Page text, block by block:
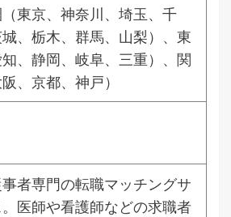
東京、神奈川、埼玉、千
、栃木、群馬、山梨）、東
、静岡、岐阜、三重）、関
、京都、神戸）
者専門の転職マッチングサ
医師や看護師などの求職者